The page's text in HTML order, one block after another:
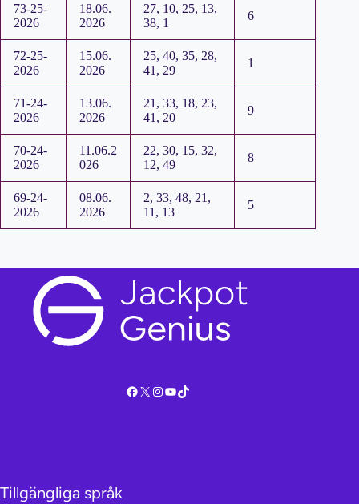
73-25-
2026
18.06.
2026
27, 10, 25, 13,
38, 1
6
72-25-
2026
15.06.
2026
25, 40, 35, 28,
41, 29
1
71-24-
2026
13.06.
2026
21, 33, 18, 23,
41, 20
9
70-24-
2026
11.06.2
026
22, 30, 15, 32,
12, 49
8
69-24-
2026
08.06.
2026
2, 33, 48, 21,
11, 13
5
Facebook
X Instagram
YouTube
TikTok
Tillgängliga språk